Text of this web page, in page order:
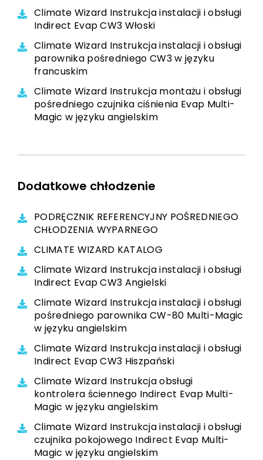
Climate Wizard Instrukcja instalacji i obsługi
Indirect Evap CW3 Włoski
Climate Wizard Instrukcja instalacji i obsługi
parownika pośredniego CW3 w języku
francuskim
Climate Wizard Instrukcja montażu i obsługi
pośredniego czujnika ciśnienia Evap Multi-
Magic w języku angielskim
Dodatkowe chłodzenie
PODRĘCZNIK REFERENCYJNY POŚREDNIEGO
CHŁODZENIA WYPARNEGO
CLIMATE WIZARD KATALOG
Climate Wizard Instrukcja instalacji i obsługi
Indirect Evap CW3 Angielski
Climate Wizard Instrukcja instalacji i obsługi
pośredniego parownika CW-80 Multi-Magic
w języku angielskim
Climate Wizard Instrukcja instalacji i obsługi
Indirect Evap CW3 Hiszpański
Climate Wizard Instrukcja obsługi
kontrolera ściennego Indirect Evap Multi-
Magic w języku angielskim
Climate Wizard Instrukcja instalacji i obsługi
czujnika pokojowego Indirect Evap Multi-
Magic w języku angielskim